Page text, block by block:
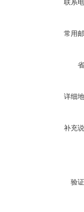
联系
常用
详细
补充
验